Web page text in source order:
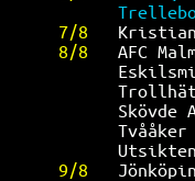
7/8
8/8 AFC
9/8